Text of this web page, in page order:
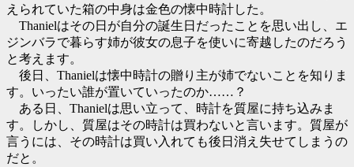
えられていた箱の中身は金色の懐中時計した。
Thanielはその日が自分の誕生日だったことを思い出し、エ
ジンバラで暮らす姉が彼女の息子を使いに寄越したのだろう
と考えます。
後日、Thanielは懐中時計の贈り主が姉でないことを知りま
す。いったい誰が置いていったのか……？
ある日、Thanielは思い立って、時計を質屋に持ち込みま
す。しかし、質屋はその時計は買わないと言います。質屋が
言うには、その時計は買い入れても後日消え失せてしまうの
だと。